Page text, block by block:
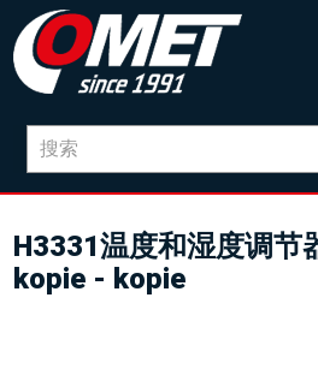
H3331温度和湿度调节
kopie - kopie